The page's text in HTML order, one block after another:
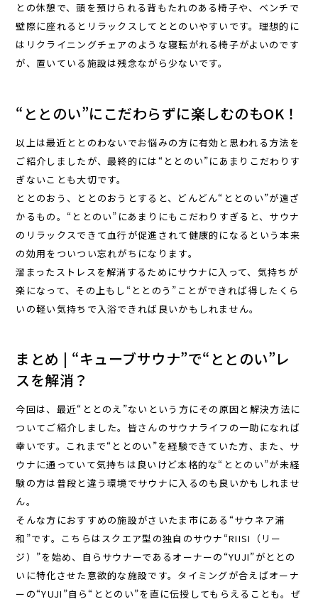
との休憩で、頭を預けられる背もたれのある椅子や、ベンチで
壁際に座れるとリラックスしてととのいやすいです。理想的に
はリクライニングチェアのような寝転がれる椅子がよいのです
が、置いている施設は残念ながら少ないです。
“ととのい”にこだわらずに楽しむのもOK！
以上は最近ととのわないでお悩みの方に有効と思われる方法を
ご紹介しましたが、最終的には“ととのい”にあまりこだわりす
ぎないことも大切です。
ととのおう、ととのおうとすると、どんどん“ととのい”が遠ざ
かるもの。“ととのい”にあまりにもこだわりすぎると、サウナ
のリラックスできて血行が促進されて健康的になるという本来
の効用をついつい忘れがちになります。
溜まったストレスを解消するためにサウナに入って、気持ちが
楽になって、その上もし“ととのう”ことができれば得したくら
いの軽い気持ちで入浴できれば良いかもしれません。
まとめ | “キューブサウナ”で“ととのい”レ
スを解消？
今回は、最近“ととのえ”ないという方にその原因と解決方法に
ついてご紹介しました。皆さんのサウナライフの一助になれば
幸いです。これまで“ととのい”を経験できていた方、また、サ
ウナに通っていて気持ちは良いけど本格的な“ととのい”が未経
験の方は普段と違う環境でサウナに入るのも良いかもしれませ
ん。
そんな方におすすめの施設がさいたま市にある“サウネア浦
和”です。こちらはスクエア型の独自のサウナ“RIISI（リー
ジ）”を始め、自らサウナーであるオーナーの“YUJI”がととの
いに特化させた意欲的な施設です。タイミングが合えばオーナ
ーの“YUJI”自ら“ととのい”を直に伝授してもらえることも。ぜ